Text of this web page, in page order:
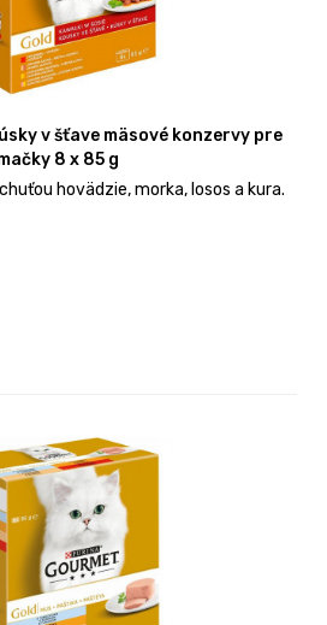
v šťave mäsové konzervy pre
8 x 85 g
hovädzie, morka, losos a kura.